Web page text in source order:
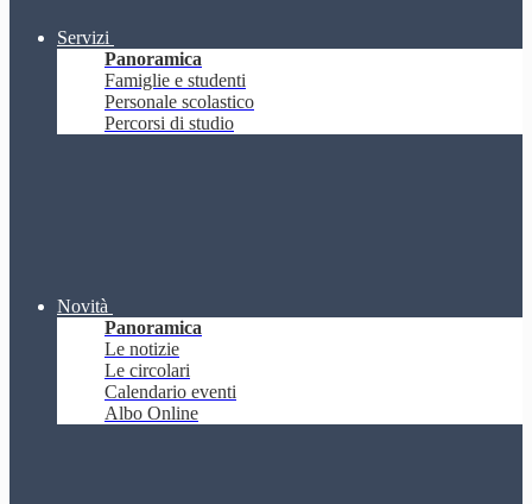
Servizi
Panoramica
Famiglie e studenti
Personale scolastico
Percorsi di studio
Novità
Panoramica
Le notizie
Le circolari
Calendario eventi
Albo Online